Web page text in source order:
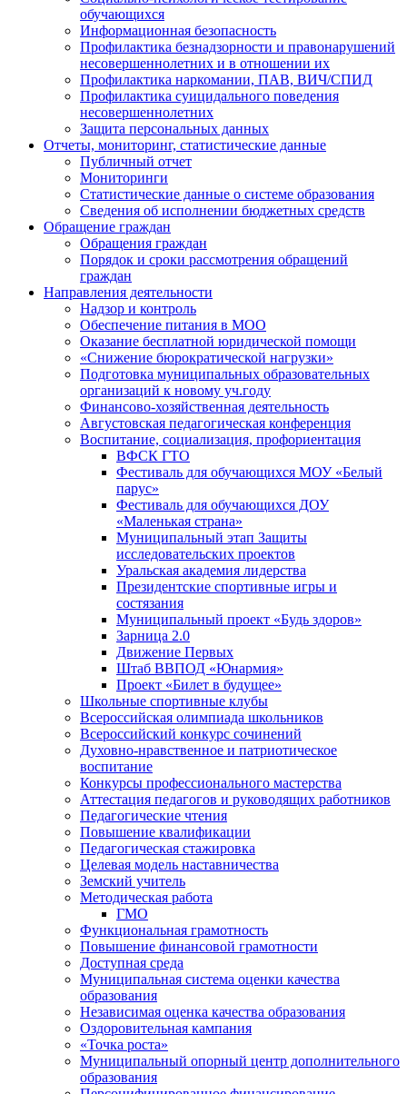
обучающихся
Информационная безопасность
Профилактика безнадзорности и правонарушений
несовершеннолетних и в отношении их
Профилактика наркомании, ПАВ, ВИЧ/СПИД
Профилактика суицидального поведения
несовершеннолетних
Защита персональных данных
Отчеты, мониторинг, статистические данные
Публичный отчет
Мониторинги
Статистические данные о системе образования
Сведения об исполнении бюджетных средств
Обращение граждан
Обращения граждан
Порядок и сроки рассмотрения обращений
граждан
Направления деятельности
Надзор и контроль
Обеспечение питания в МОО
Оказание бесплатной юридической помощи
«Снижение бюрократической нагрузки»
Подготовка муниципальных образовательных
организаций к новому уч.году
Финансово-хозяйственная деятельность
Августовская педагогическая конференция
Воспитание, социализация, профориентация
ВФСК ГТО
Фестиваль для обучающихся МОУ «Белый
парус»
Фестиваль для обучающихся ДОУ
«Маленькая страна»
Муниципальный этап Защиты
исследовательских проектов
Уральская академия лидерства
Президентские спортивные игры и
состязания
Муниципальный проект «Будь здоров»
Зарница 2.0
Движение Первых
Штаб ВВПОД «Юнармия»
Проект «Билет в будущее»
Школьные спортивные клубы
Всероссийская олимпиада школьников
Всероссийский конкурс сочинений
Духовно-нравственное и патриотическое
воспитание
Конкурсы профессионального мастерства
Аттестация педагогов и руководящих работников
Педагогические чтения
Повышение квалификации
Педагогическая стажировка
Целевая модель наставничества
Земский учитель
Методическая работа
ГМО
Функциональная грамотность
Повышение финансовой грамотности
Доступная среда
Муниципальная система оценки качества
образования
Независимая оценка качества образования
Оздоровительная кампания
«Точка роста»
Муниципальный опорный центр дополнительного
образования